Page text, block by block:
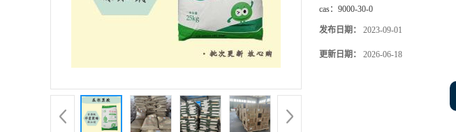
cas： 9000-30-0
发布日期： 2023-09-01
更新日期： 2026-06-18